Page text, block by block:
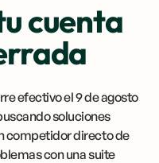
cuenta
efectivo el 9 de agosto
soluciones
competidor directo de
con una suite